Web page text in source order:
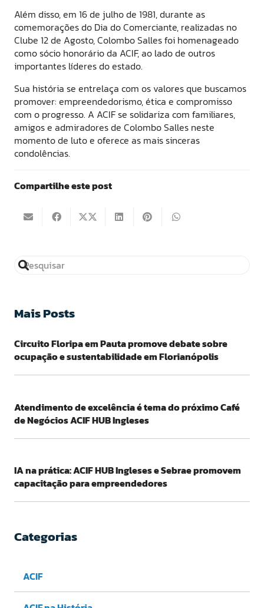
Além disso, em 16 de julho de 1981, durante as
comemorações do Dia do Comerciante, realizadas no
Clube 12 de Agosto, Colombo Salles foi homenageado
como sócio honorário da ACIF, ao lado de outros
importantes líderes do estado.
Sua história se entrelaça com os valores que buscamos
promover: empreendedorismo, ética e compromisso
com o progresso. A ACIF se solidariza com familiares,
amigos e admiradores de Colombo Salles neste
momento de luto e oferece as mais sinceras
condolências.
Compartilhe este post
Mais Posts
Circuito Floripa em Pauta promove debate sobre
ocupação e sustentabilidade em Florianópolis
Atendimento de excelência é tema do próximo Café
de Negócios ACIF HUB Ingleses
IA na prática: ACIF HUB Ingleses e Sebrae promovem
capacitação para empreendedores
Categorias
ACIF